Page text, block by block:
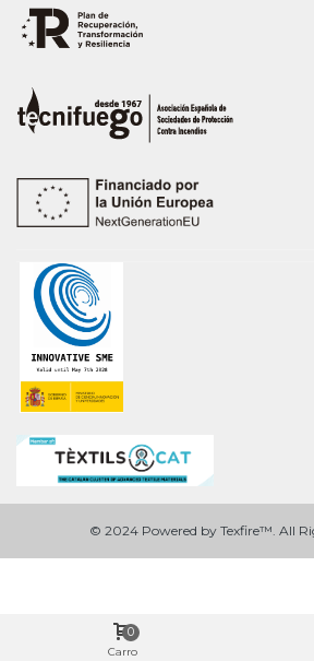
© 2024 Powered by Texfire™. All
Carro
0